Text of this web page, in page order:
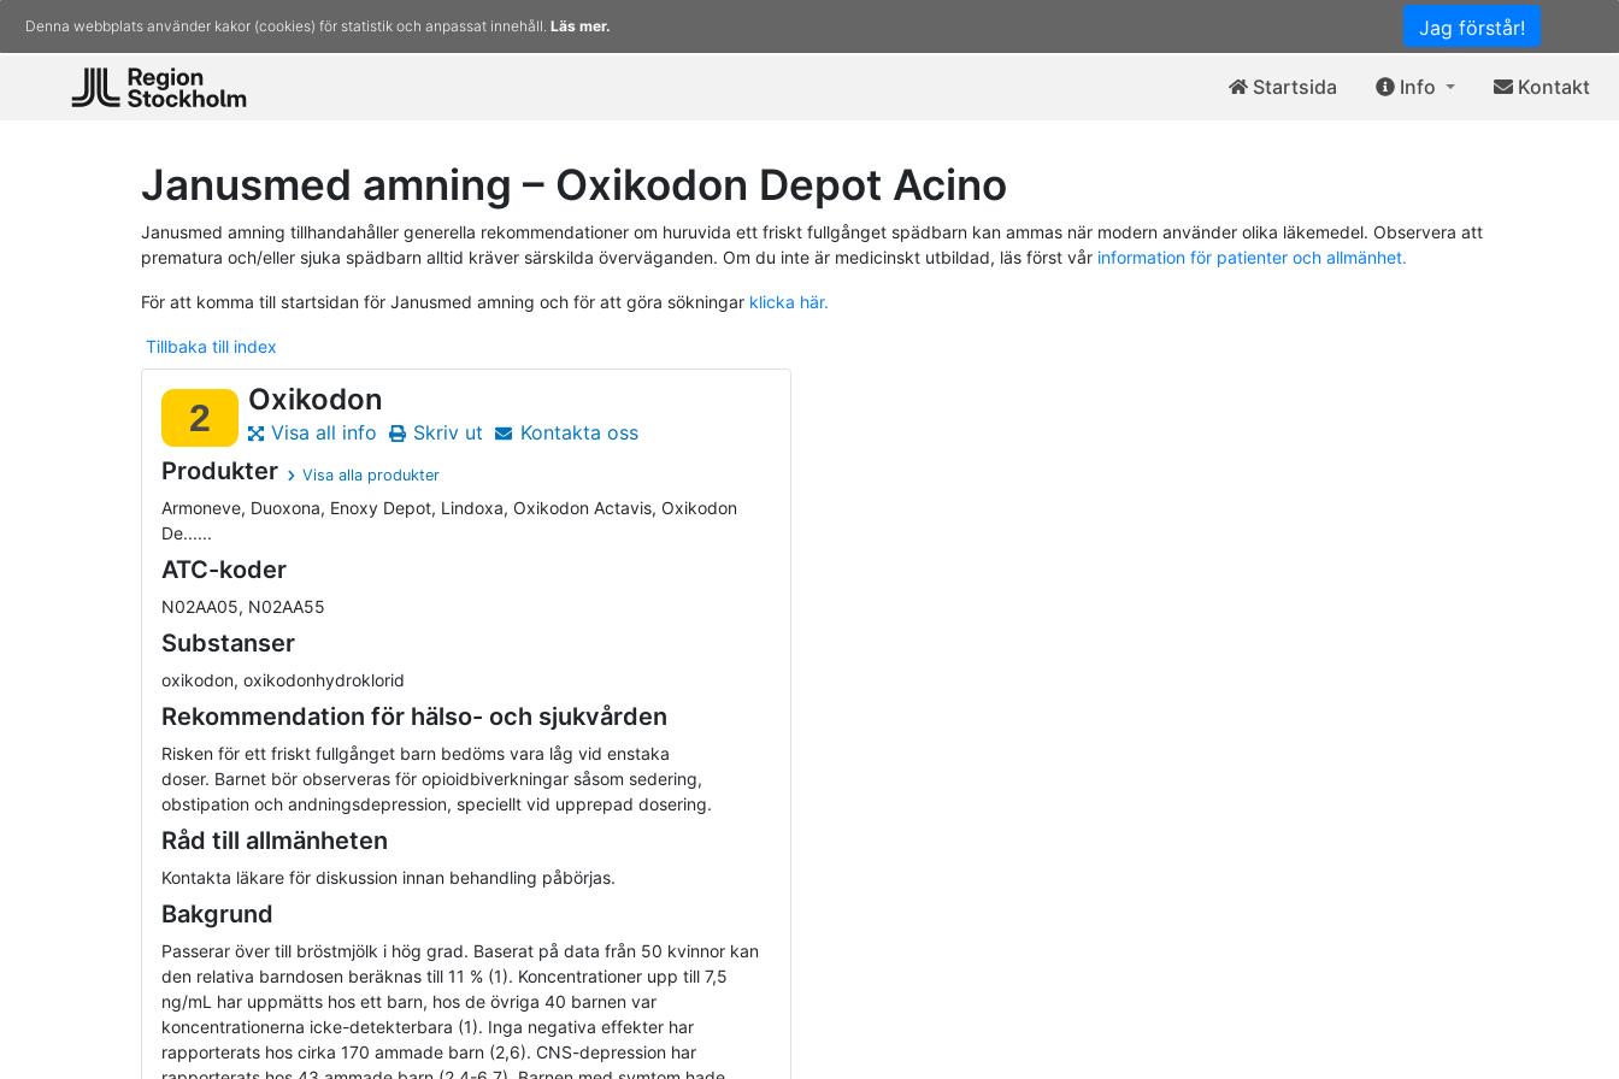
Jag förstår!
Denna webbplats använder kakor (cookies) för statistik och anpassat innehåll. Läs mer.
Startsida Info Kontakt
Janusmed amning – Oxikodon Depot Acino
Janusmed amning tillhandahåller generella rekommendationer om huruvida ett friskt fullgånget spädbarn kan ammas när modern använder olika läkemedel. Observera att
prematura och/eller sjuka spädbarn alltid kräver särskilda överväganden. Om du inte är medicinskt utbildad, läs först vår information för patienter och allmänhet.
För att komma till startsidan för Janusmed amning och för att göra sökningar klicka här.
Tillbaka till index
2 Oxikodon
Visa all info Skriv ut Kontakta oss
Produkter Visa alla produkter
Armoneve, Duoxona, Enoxy Depot, Lindoxa, Oxikodon Actavis, Oxikodon
De......
ATC-koder
N02AA05, N02AA55
Substanser
oxikodon, oxikodonhydroklorid
Rekommendation för hälso- och sjukvården
Risken för ett friskt fullgånget barn bedöms vara låg vid enstaka
doser. Barnet bör observeras för opioidbiverkningar såsom sedering,
obstipation och andningsdepression, speciellt vid upprepad dosering.
Råd till allmänheten
Kontakta läkare för diskussion innan behandling påbörjas.
Bakgrund
Passerar över till bröstmjölk i hög grad. Baserat på data från 50 kvinnor kan
den relativa barndosen beräknas till 11 % (1). Koncentrationer upp till 7,5
ng/mL har uppmätts hos ett barn, hos de övriga 40 barnen var
koncentrationerna icke-detekterbara (1). Inga negativa effekter har
rapporterats hos cirka 170 ammade barn (2,6). CNS-depression har